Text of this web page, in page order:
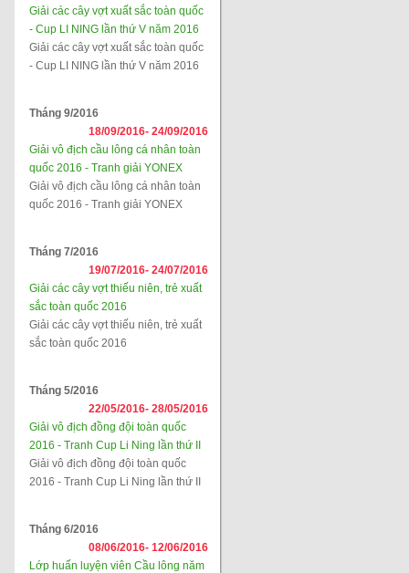
Giải các cây vợt xuất sắc toàn quốc
- Cup LI NING lần thứ V năm 2016
Giải các cây vợt xuất sắc toàn quốc
- Cup LI NING lần thứ V năm 2016
Tháng 9/2016
18/09/2016- 24/09/2016
Giải vô địch cầu lông cá nhân toàn
quốc 2016 - Tranh giải YONEX
Giải vô địch cầu lông cá nhân toàn
quốc 2016 - Tranh giải YONEX
Tháng 7/2016
19/07/2016- 24/07/2016
Giải các cây vợt thiếu niên, trẻ xuất
sắc toàn quốc 2016
Giải các cây vợt thiếu niên, trẻ xuất
sắc toàn quốc 2016
Tháng 5/2016
22/05/2016- 28/05/2016
Giải vô địch đồng đội toàn quốc
2016 - Tranh Cup Li Ning lần thứ II
Giải vô địch đồng đội toàn quốc
2016 - Tranh Cup Li Ning lần thứ II
Tháng 6/2016
08/06/2016- 12/06/2016
Lớp huấn luyện viên Cầu lông năm